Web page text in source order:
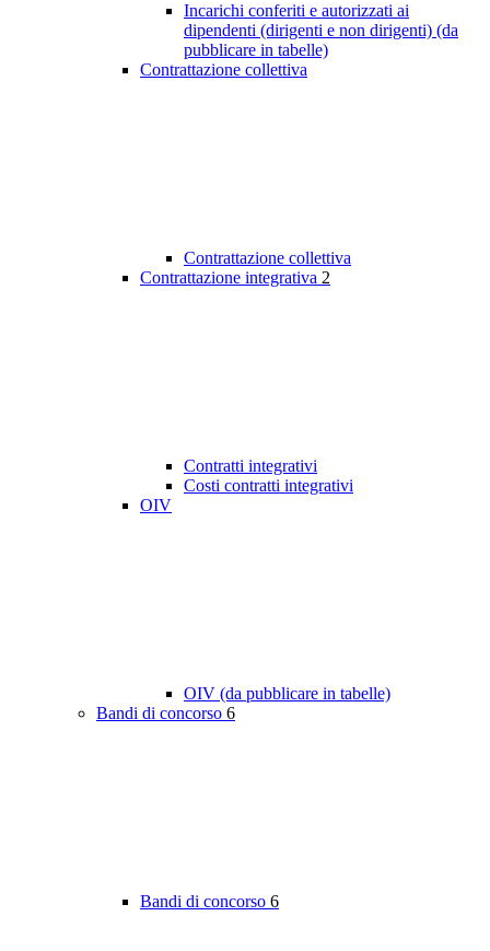
Incarichi conferiti e autorizzati ai
dipendenti (dirigenti e non dirigenti) (da
pubblicare in tabelle)
Contrattazione collettiva
Contrattazione collettiva
Contrattazione integrativa 2
Contratti integrativi
Costi contratti integrativi
OIV
OIV (da pubblicare in tabelle)
Bandi di concorso 6
Bandi di concorso 6